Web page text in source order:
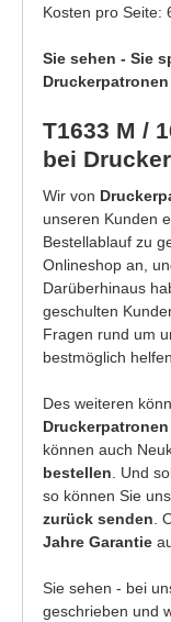
Kosten pro Seite:
Sie sehen - Sie
T1633 M /
bei
Wir von
unseren Kunden
Bestellablauf zu
Onlineshop an,
Darüberhinaus
geschulten
Fragen rund um
bestmöglich helfen.
Des weiteren
Druckerpatronen
können auch
bestellen . Und
so können Sie
zurück senden .
Jahre Garantie
Sie sehen - bei
geschrieben und